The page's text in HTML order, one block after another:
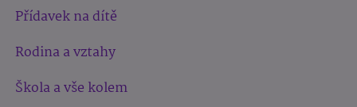
Přídavek na dítě
Rodina a vztahy
Škola a vše kolem